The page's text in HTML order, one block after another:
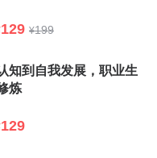
129 ¥199
知到自我发展，职业生
炼
129